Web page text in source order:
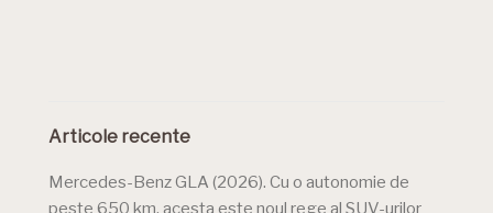
Articole recente
Mercedes-Benz GLA (2026). Cu o autonomie de
peste 650 km, acesta este noul rege al SUV-urilor